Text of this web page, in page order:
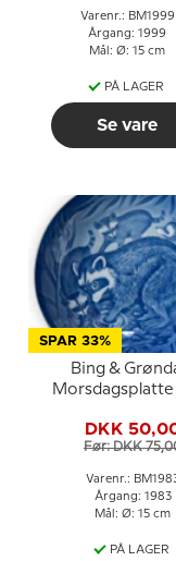
Varenr.: BM1999
Årgang: 1999
Mål: Ø: 15 cm
PÅ LAGER
Se vare
SPAR 33%
Bing &
Morsdagsplatte
DKK
Før: DKK
Varenr.:
Årgang: 1983
Mål: Ø: 15 cm
PÅ LAGER